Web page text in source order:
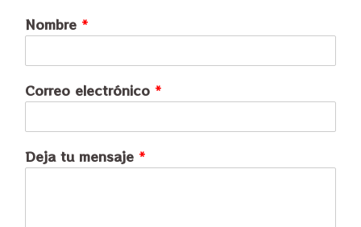
Nombre *
Correo electrónico *
Deja tu mensaje *